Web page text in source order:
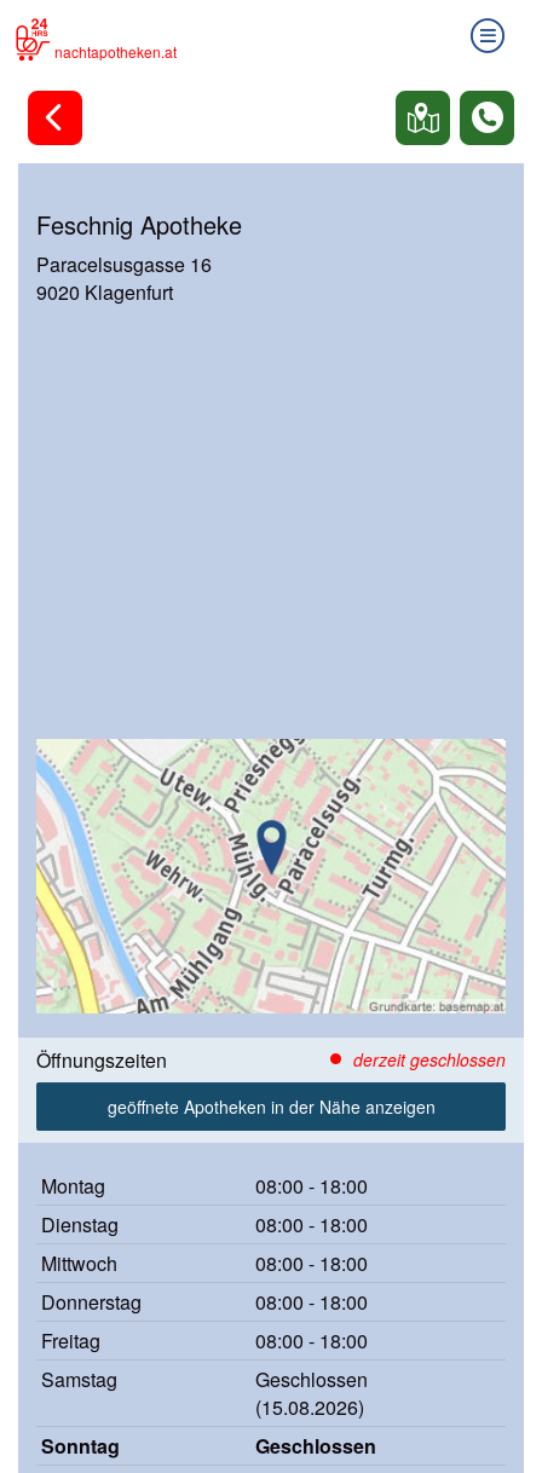
nachtapotheken.at
Feschnig Apotheke
Paracelsusgasse 16
9020 Klagenfurt
Öffnungszeiten
derzeit geschlossen
geöffnete Apotheken in der Nähe anzeigen
Montag
08:00 - 18:00
Dienstag
08:00 - 18:00
Mittwoch
08:00 - 18:00
Donnerstag
08:00 - 18:00
Freitag
08:00 - 18:00
Samstag
Geschlossen
(15.08.2026)
Sonntag
Geschlossen